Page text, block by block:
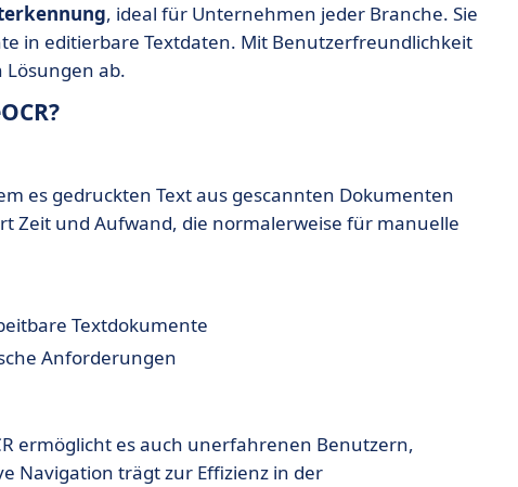
, ideal für Unternehmen jeder Branche. Sie
in editierbare Textdaten. Mit Benutzerfreundlichkeit
Lösungen ab.
es gedruckten Text aus gescannten Dokumenten
Zeit und Aufwand, die normalerweise für manuelle
Textdokumente
Anforderungen
ermöglicht es auch unerfahrenen Benutzern,
Navigation trägt zur Effizienz in der